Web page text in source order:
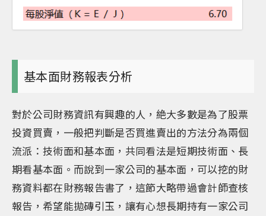
基本面財務報表分析
對於公司財務資訊有興趣的人，絶大多數是為了股票
投資買賣，一般把判斷是否買進賣出的方法分為兩個
流派：技術面和基本面，共同看法是短期技術面、長
期看基本面。而說到一家公司的基本面，可以挖的財
務資料都在財務報告書了，這節大略帶過會計師查核
報告，希望能拋磚引玉，讓有心想長期持有一家公司